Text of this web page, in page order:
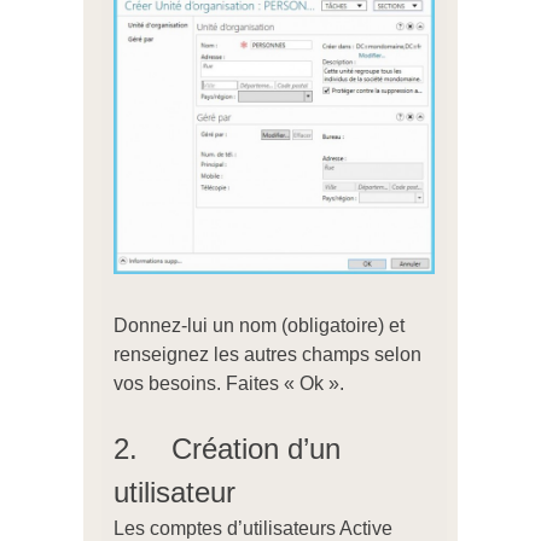
Donnez-lui un nom (obligatoire) et
renseignez les autres champs selon
vos besoins. Faites « Ok ».
2. Création d’un
utilisateur
Les comptes d’utilisateurs Active